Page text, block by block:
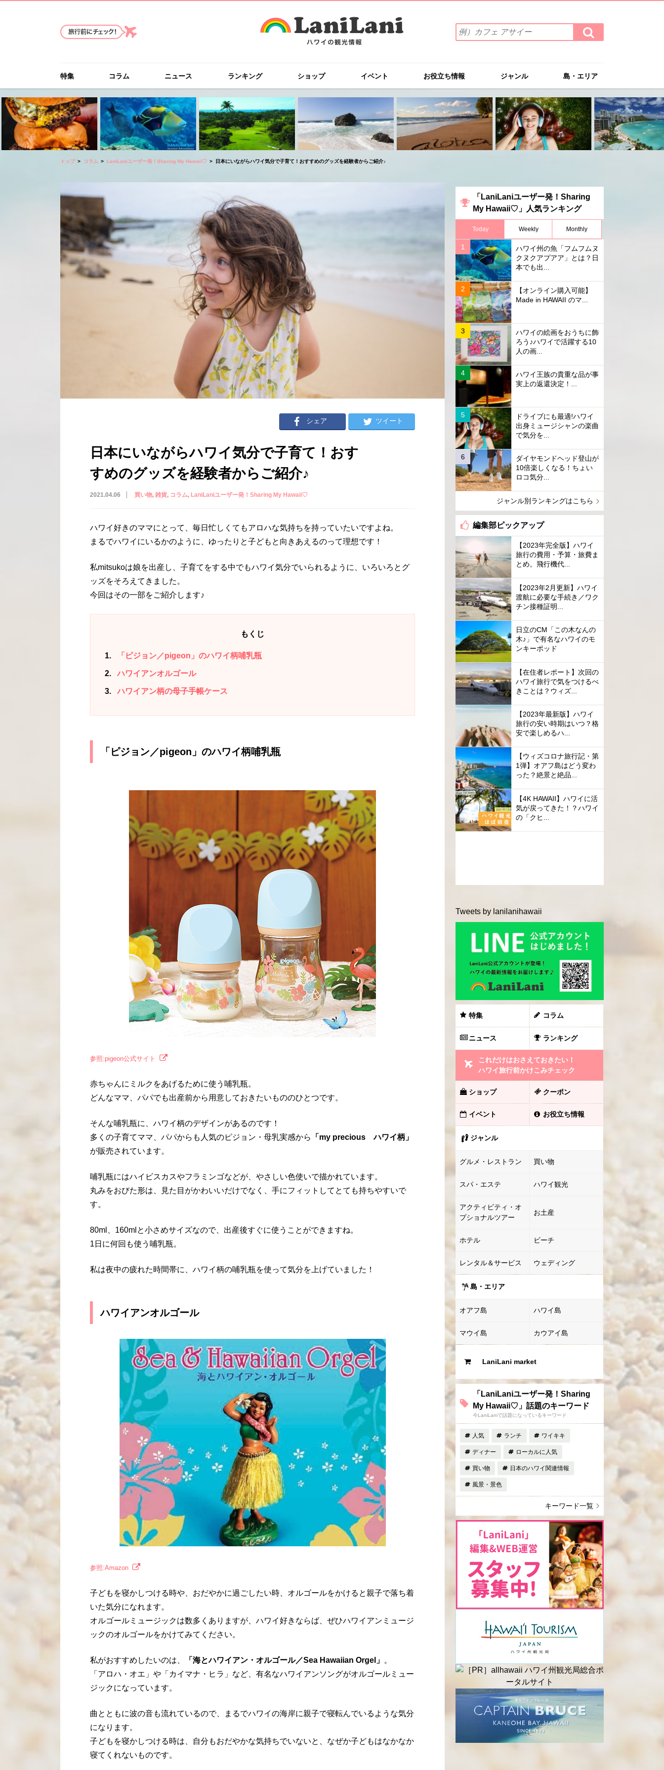
索
ワ
を
入
力
(例）
カ
フ
ェ
イ
ー
検
索
す
特集 コラム ニュース ランキング ショップ イベント お役立ち情報 ジャンル 島・エリア
トップ コラム LaniLaniユーザー発！Sharing My Hawaii♡ 日本にいながらハワイ気分で子育て！おすすめのグッズを経験者からご紹介♪
シェア ツイート
日本にいながらハワイ気分で子育て！おす
すめのグッズを経験者からご紹介♪
2021.04.06 買い物 雑貨 コラム LaniLaniユーザー発！Sharing My Hawaii♡
ハワイ好きのママにとって、毎日忙しくてもアロハな気持ちを持っていたいですよね。
まるでハワイにいるかのように、ゆったりと子どもと向きあえるのって理想です！
私mitsukoは娘を出産し、子育てをする中でもハワイ気分でいられるように、いろいろとグ
ッズをそろえてきました。
今回はその一部をご紹介します♪
もくじ
1 「ピジョン／pigeon」のハワイ柄哺乳瓶
2 ハワイアンオルゴール
3 ハワイアン柄の母子手帳ケース
「ピジョン／pigeon」のハワイ柄哺乳瓶
参照:pigeon公式サイト
赤ちゃんにミルクをあげるために使う哺乳瓶。
どんなママ、パパでも出産前から用意しておきたいもののひとつです。
そんな哺乳瓶に、ハワイ柄のデザインがあるのです！
多くの子育てママ、パパからも人気のピジョン・母乳実感から
「my precious ハワイ柄」
が販売されています。
哺乳瓶にはハイビスカスやフラミンゴなどが、やさしい色使いで描かれています。
丸みをおびた形は、見た目がかわいいだけでなく、手にフィットしてとても持ちやすいで
す。
80ml、160mlと小さめサイズなので、出産後すぐに使うことができますね。
1日に何回も使う哺乳瓶。
私は夜中の疲れた時間帯に、ハワイ柄の哺乳瓶を使って気分を上げていました！
ハワイアンオルゴール
参照:Amazon
子どもを寝かしつける時や、おだやかに過ごしたい時、オルゴールをかけると親子で落ち着
いた気分になれます。
オルゴールミュージックは数多くありますが、ハワイ好きならば、ぜひハワイアンミュージ
ックのオルゴールをかけてみてください。
私がおすすめしたいのは、 「海とハワイアン・オルゴール／Sea Hawaiian Orgel」 。
「アロハ・オエ」や「カイマナ・ヒラ」など、有名なハワイアンソングがオルゴールミュー
ジックになっています。
曲とともに波の音も流れているので、まるでハワイの海岸に親子で寝転んでいるような気分
になります。
子どもを寝かしつける時は、自分もおだやかな気持ちでいないと、なぜか子どもはなかなか
寝てくれないものです。
「LaniLaniユーザー発！Sharing
My Hawaii♡」人気ランキング
Today Weekly Monthly
ハワイ州の魚「フムフムヌ
クヌクアプアア」とは？日
本でも出...
【オンライン購入可能】
Made in HAWAII のマ...
ハワイの絵画をおうちに飾
ろう♪ハワイで活躍する10
人の画...
ハワイ王族の貴重な品が事
実上の返還決定！...
ドライブにも最適!ハワイ
出身ミュージシャンの楽曲
で気分を...
ダイヤモンドヘッド登山が
10倍楽しくなる！ちょい
ロコ気分...
ジャンル別ランキングはこちら
編集部ピックアップ
【2023年完全版】ハワイ
旅行の費用・予算・旅費ま
とめ。飛行機代...
【2023年2月更新】ハワイ
渡航に必要な手続き／ワク
チン接種証明...
日立のCM「この木なんの
木♪」で有名なハワイのモ
ンキーポッド
【在住者レポート】次回の
ハワイ旅行で気をつけるべ
きことは？ウィズ...
【2023年最新版】ハワイ
旅行の安い時期はいつ？格
安で楽しめるハ...
【ウィズコロナ旅行記・第
1弾】オアフ島はどう変わ
った？絶景と絶品...
【4K HAWAII】ハワイに活
気が戻ってきた！？ハワイ
の「クヒ...
Tweets by lanilanihawaii
特集 コラム
ニュース ランキング
これだけはおさえておきたい！
ハワイ旅行前かけこみチェック
ショップ クーポン
イベント お役立ち情報
ジャンル
グルメ・レストラン 買い物
スパ・エステ ハワイ観光
アクティビティ・オ
プショナルツアー
お土産
ホテル ビーチ
レンタル＆サービス ウェディング
島・エリア
オアフ島 ハワイ島
マウイ島 カウアイ島
LaniLani market
「LaniLaniユーザー発！Sharing
My Hawaii♡」話題のキーワード
今LaniLaniで話題になっているキーワード
人気 ランチ ワイキキ
ディナー ローカルに人気
買い物 日本のハワイ関連情報
風景・景色
キーワード一覧